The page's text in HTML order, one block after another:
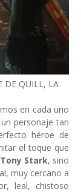
DE QUILL, LA
en cada uno
personaje tan
héroe de
el toque que
Tony Stark, sino
muy cercano a
leal, chistoso